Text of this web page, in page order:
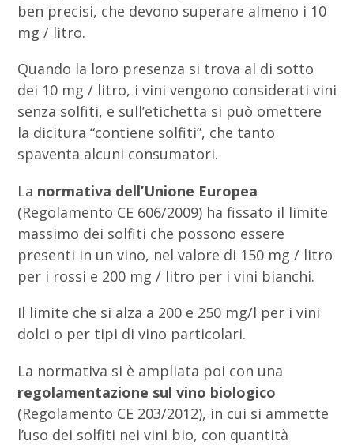
ben precisi, che devono superare almeno i 10
mg / litro.
Quando la loro presenza si trova al di sotto
dei 10 mg / litro, i vini vengono considerati vini
senza solfiti, e sull’etichetta si può omettere
la dicitura “contiene solfiti”, che tanto
spaventa alcuni consumatori.
La normativa dell’Unione Europea
(Regolamento CE 606/2009) ha fissato il limite
massimo dei solfiti che possono essere
presenti in un vino, nel valore di 150 mg / litro
per i rossi e 200 mg / litro per i vini bianchi.
Il limite che si alza a 200 e 250 mg/l per i vini
dolci o per tipi di vino particolari.
La normativa si è ampliata poi con una
regolamentazione sul vino biologico
(Regolamento CE 203/2012), in cui si ammette
l’uso dei solfiti nei vini bio, con quantità